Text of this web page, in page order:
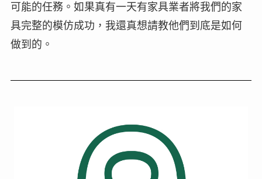
可能的任務。如果真有一天有家具業者將我們的家
具完整的模仿成功，我還真想請教他們到底是如何
做到的。